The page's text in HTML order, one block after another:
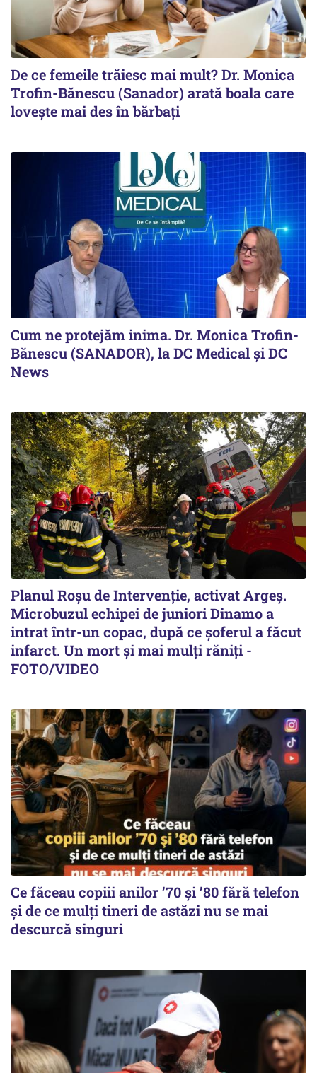
De ce femeile trăiesc mai mult? Dr. Monica
Trofin-Bănescu (Sanador) arată boala care
lovește mai des în bărbați
Cum ne protejăm inima. Dr. Monica Trofin-
Bănescu (SANADOR), la DC Medical și DC
News
Planul Roşu de Intervenţie, activat Argeş.
Microbuzul echipei de juniori Dinamo a
intrat într-un copac, după ce șoferul a făcut
infarct. Un mort și mai mulți răniți -
FOTO/VIDEO
Ce făceau copiii anilor ’70 și ’80 fără telefon
și de ce mulți tineri de astăzi nu se mai
descurcă singuri